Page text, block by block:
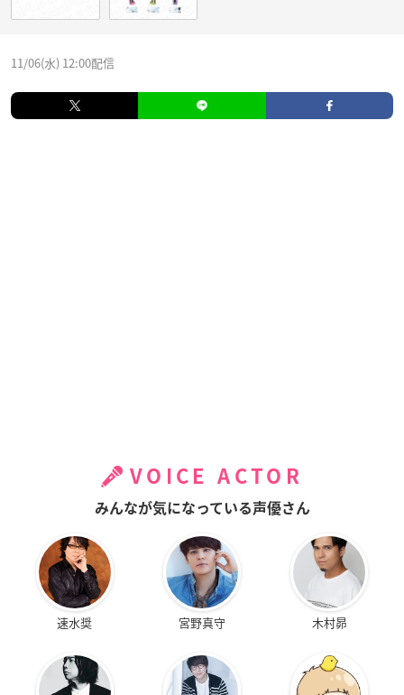
11/06(水) 12:00配信
VOICE ACTOR
みんなが気になっている声優さん
速水奨 宮野真守 木村昴